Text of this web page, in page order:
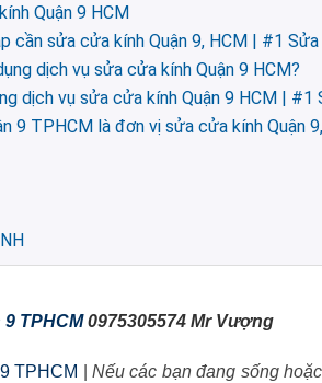
Quận 9 HCM
cần sửa cửa kính Quận 9, HCM | #1
dịch vụ sửa cửa kính Quận 9 HCM?
dịch vụ sửa cửa kính Quận 9 HCM |
9 TPHCM là đơn vị sửa cửa kính Quận
TPHCM0975305574 Mr Vượng
TPHCM |Nếu các bạn đang sống